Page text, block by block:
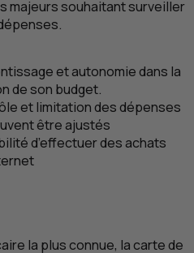
majeurs souhaitant surveiller
et autonomie dans la
de son budget.
et limitation des dépenses
être ajustés
d’effectuer des achats
la plus connue, la carte de